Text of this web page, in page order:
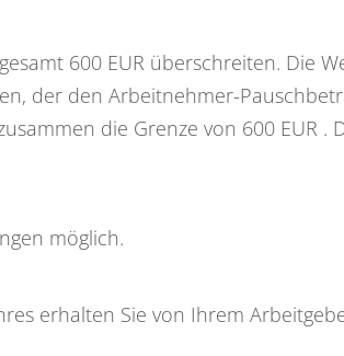
600 EUR überschreiten. Die
der den Arbeitnehmer-
die Grenze von 600 EUR .
möglich.
erhalten Sie von Ihrem